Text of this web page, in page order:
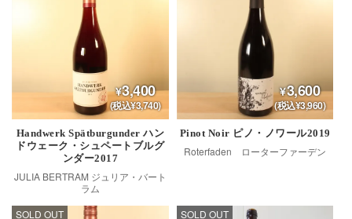
3,400
(税込¥3,740)
Handwerk Spätburgunder ハン
ドウェーク・シュペートブルグ
ンダー2017
JULIA BERTRAM ジュリア・バート
ラム
3,600
(税込¥3,960)
Pinot Noir ピノ・ノワール2019
Roterfaden ローターファーデン
SOLD OUT SOLD OUT